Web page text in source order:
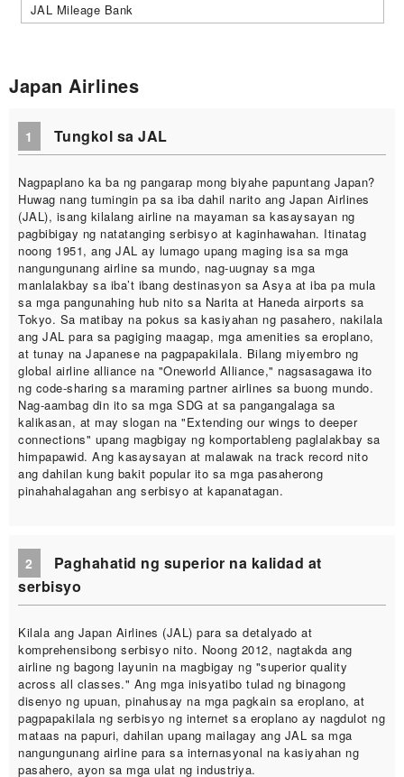
JAL Mileage Bank
Japan Airlines
1 Tungkol sa JAL
Nagpaplano ka ba ng pangarap mong biyahe papuntang Japan?
Huwag nang tumingin pa sa iba dahil narito ang Japan Airlines
(JAL), isang kilalang airline na mayaman sa kasaysayan ng
pagbibigay ng natatanging serbisyo at kaginhawahan. Itinatag
noong 1951, ang JAL ay lumago upang maging isa sa mga
nangungunang airline sa mundo, nag-uugnay sa mga
manlalakbay sa iba’t ibang destinasyon sa Asya at iba pa mula
sa mga pangunahing hub nito sa Narita at Haneda airports sa
Tokyo. Sa matibay na pokus sa kasiyahan ng pasahero, nakilala
ang JAL para sa pagiging maagap, mga amenities sa eroplano,
at tunay na Japanese na pagpapakilala. Bilang miyembro ng
global airline alliance na "Oneworld Alliance," nagsasagawa ito
ng code-sharing sa maraming partner airlines sa buong mundo.
Nag-aambag din ito sa mga SDG at sa pangangalaga sa
kalikasan, at may slogan na "Extending our wings to deeper
connections" upang magbigay ng komportableng paglalakbay sa
himpapawid. Ang kasaysayan at malawak na track record nito
ang dahilan kung bakit popular ito sa mga pasaherong
pinahahalagahan ang serbisyo at kapanatagan.
2
Paghahatid ng superior na kalidad at
serbisyo
Kilala ang Japan Airlines (JAL) para sa detalyado at
komprehensibong serbisyo nito. Noong 2012, nagtakda ang
airline ng bagong layunin na magbigay ng "superior quality
across all classes." Ang mga inisyatibo tulad ng binagong
disenyo ng upuan, pinahusay na mga pagkain sa eroplano, at
pagpapakilala ng serbisyo ng internet sa eroplano ay nagdulot ng
mataas na papuri, dahilan upang mailagay ang JAL sa mga
nangungunang airline para sa internasyonal na kasiyahan ng
pasahero, ayon sa mga ulat ng industriya.